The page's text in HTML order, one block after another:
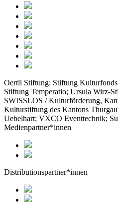
Oertli Stiftung; Stiftung
Stiftung Temperatio; Ursula Wirz-
SWISSLOS / Kulturförderung,
Kulturstiftung des Kantons
Uebelhart; VXCO Eventtechnik;
Medienpartner*innen
Distributionspartner*innen